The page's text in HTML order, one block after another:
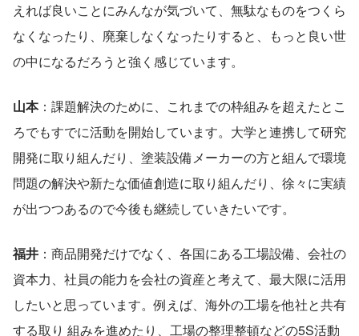
えれば良いことにみんなが気づいて、無駄なものをつくら
なくなったり、廃棄しなくなったりすると、もっと良い世
の中になるだろうと強く感じています。
山本：課題解決のために、これまでの枠組みを超えたとこ
ろでもすでに活動を開始しています。大学と連携して研究
開発に取り組んだり、塗装設備メーカーの方と組んで環境
問題の解決や新たな価値創造に取り組んだり、徐々に実績
が出つつあるので今後も継続していきたいです。
福井 ：商品開発だけでなく、各国にある工場設備、会社の
資本力、社員の能力を会社の資産と考えて、最大限に活用
したいと思っています。例えば、海外の工場を他社と共有
する取り 組みを進めたり、工場の整理整頓などの5S活動